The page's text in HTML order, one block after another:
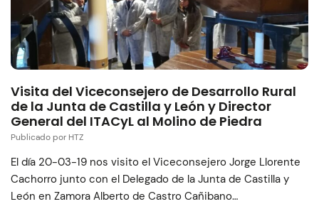
Visita del Viceconsejero de Desarrollo Rural
de la Junta de Castilla y León y Director
General del ITACyL al Molino de Piedra
Publicado por HTZ
El día 20-03-19 nos visito el Viceconsejero Jorge Llorente
Cachorro junto con el Delegado de la Junta de Castilla y
León en Zamora Alberto de Castro Cañibano…